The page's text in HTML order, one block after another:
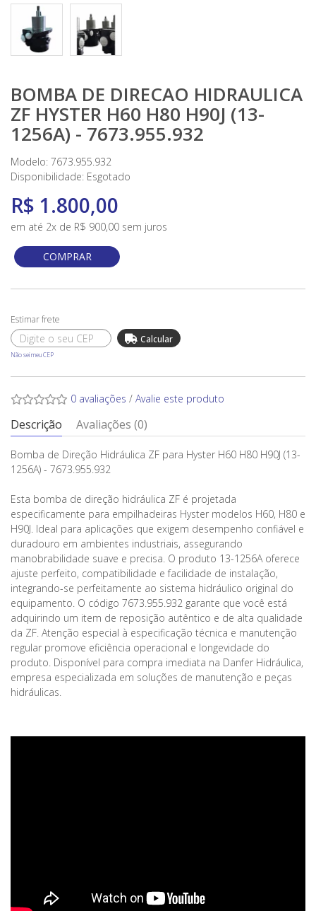
BOMBA DE DIRECAO HIDRAULICA
ZF HYSTER H60 H80 H90J (13-
1256A) - 7673.955.932
Modelo: 7673.955.932
Disponibilidade: Esgotado
R$ 1.800,00
em até 2x de R$ 900,00 sem juros
COMPRAR
Não sei meu CEP
0 avaliações / Avalie este produto
Descrição Avaliações (0)
Bomba de Direção Hidráulica ZF para Hyster H60 H80 H90J (13-
1256A) - 7673.955.932
Esta bomba de direção hidráulica ZF é projetada
especificamente para empilhadeiras Hyster modelos H60, H80 e
H90J. Ideal para aplicações que exigem desempenho confiável e
duradouro em ambientes industriais, assegurando
manobrabilidade suave e precisa. O produto 13-1256A oferece
ajuste perfeito, compatibilidade e facilidade de instalação,
integrando-se perfeitamente ao sistema hidráulico original do
equipamento. O código 7673.955.932 garante que você está
adquirindo um item de reposição autêntico e de alta qualidade
da ZF. Atenção especial à especificação técnica e manutenção
regular promove eficiência operacional e longevidade do
produto. Disponível para compra imediata na Danfer Hidráulica,
empresa especializada em soluções de manutenção e peças
hidráulicas.